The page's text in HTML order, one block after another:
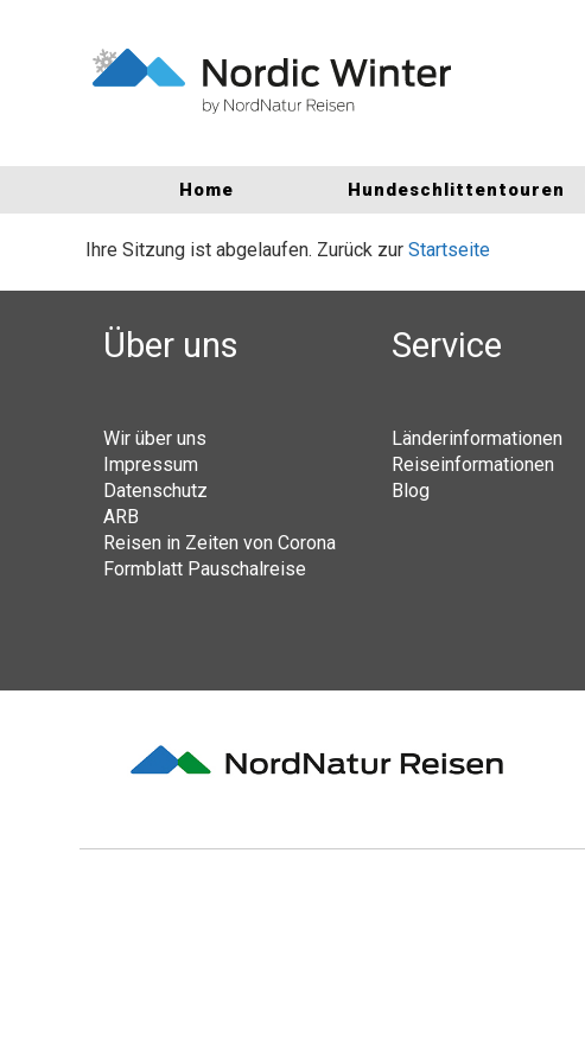
Home Hundeschlittentouren
Ihre Sitzung ist abgelaufen. Zurück zur Startseite
Über uns
Wir über uns
Impressum
Datenschutz
ARB
Reisen in Zeiten von Corona
Formblatt Pauschalreise
Service
Länderinformationen
Reiseinformationen
Blog